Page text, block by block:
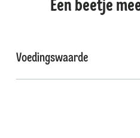
Een beetje
Voedingswaarde